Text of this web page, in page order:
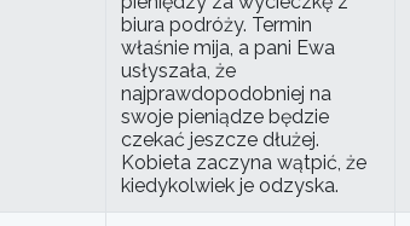
biura podróży. Termin
właśnie mija, a pani Ewa
usłyszała, że
najprawdopodobniej na
swoje pieniądze będzie
czekać jeszcze dłużej.
Kobieta zaczyna wątpić, że
kiedykolwiek je odzyska.